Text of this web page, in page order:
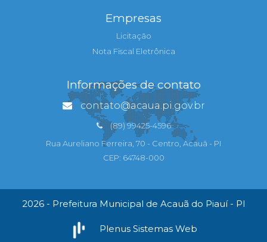
Empresas
Licitação
Nota Fiscal Eletrônica
Informações de contato
contato@acaua.pi.gov.br
(89) 99425-4596
Rua Aureliano Ferreira, 70 - Centro, Acauã - PI
CEP: 64748-000
2026 - Prefeitura Municipal de Acauã do Piauí - PI
Plenus Sistemas Web